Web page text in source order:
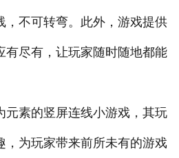
，不可转弯。此外，游戏提供
有尽有，让玩家随时随地都能
素的竖屏连线小游戏，其玩
，为玩家带来前所未有的游戏